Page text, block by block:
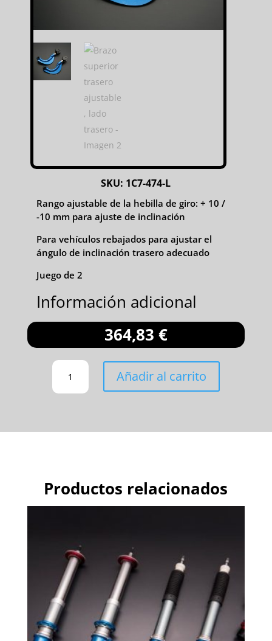
SKU: 1C7-474-L
Rango ajustable de la hebilla de giro: + 10 /
-10 mm para ajuste de inclinación
Para vehículos rebajados para ajustar el
ángulo de inclinación trasero adecuado
Juego de 2
Información adicional
364,83 €
BRAZO
SUPERIOR
TRASERO
Añadir al carrito
Productos relacionados